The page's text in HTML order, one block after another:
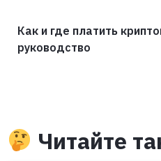
Как и где платить
руководство
Читайте